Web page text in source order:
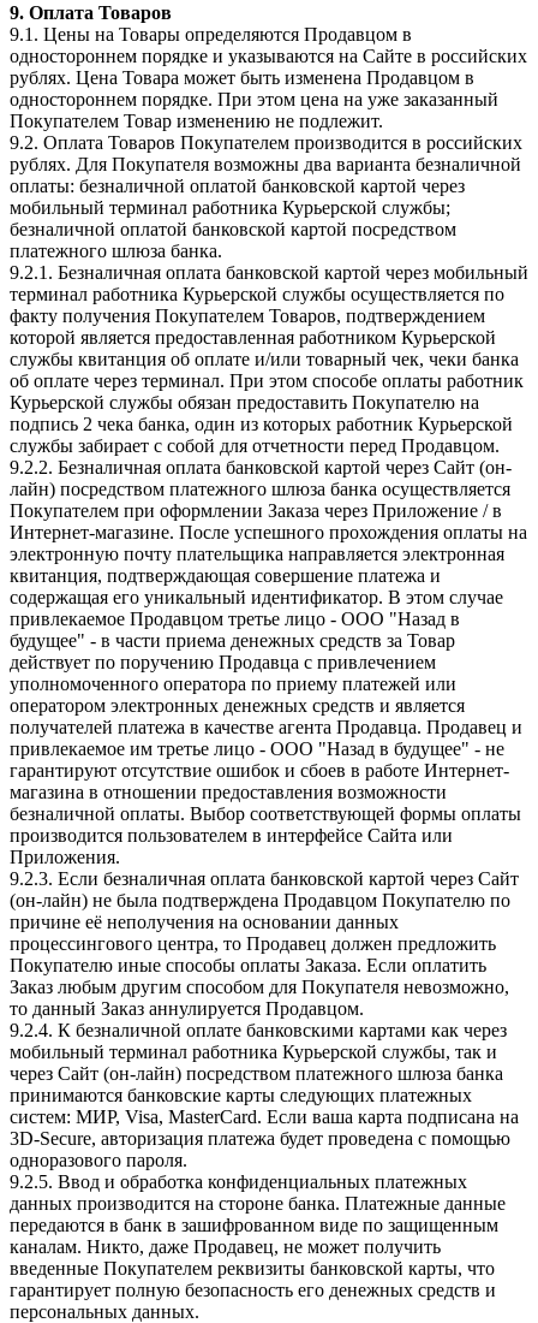
9. Оплата Товаров
9.1. Цены на Товары определяются Продавцом в
одностороннем порядке и указываются на Сайте в российских
рублях. Цена Товара может быть изменена Продавцом в
одностороннем порядке. При этом цена на уже заказанный
Покупателем Товар изменению не подлежит.
9.2. Оплата Товаров Покупателем производится в российских
рублях. Для Покупателя возможны два варианта безналичной
оплаты: безналичной оплатой банковской картой через
мобильный терминал работника Курьерской службы;
безналичной оплатой банковской картой посредством
платежного шлюза банка.
9.2.1. Безналичная оплата банковской картой через мобильный
терминал работника Курьерской службы осуществляется по
факту получения Покупателем Товаров, подтверждением
которой является предоставленная работником Курьерской
службы квитанция об оплате и/или товарный чек, чеки банка
об оплате через терминал. При этом способе оплаты работник
Курьерской службы обязан предоставить Покупателю на
подпись 2 чека банка, один из которых работник Курьерской
службы забирает с собой для отчетности перед Продавцом.
9.2.2. Безналичная оплата банковской картой через Сайт (он-
лайн) посредством платежного шлюза банка осуществляется
Покупателем при оформлении Заказа через Приложение / в
Интернет-магазине. После успешного прохождения оплаты на
электронную почту плательщика направляется электронная
квитанция, подтверждающая совершение платежа и
содержащая его уникальный идентификатор. В этом случае
привлекаемое Продавцом третье лицо - ООО "Назад в
будущее" - в части приема денежных средств за Товар
действует по поручению Продавца с привлечением
уполномоченного оператора по приему платежей или
оператором электронных денежных средств и является
получателей платежа в качестве агента Продавца. Продавец и
привлекаемое им третье лицо - ООО "Назад в будущее" - не
гарантируют отсутствие ошибок и сбоев в работе Интернет-
магазина в отношении предоставления возможности
безналичной оплаты. Выбор соответствующей формы оплаты
производится пользователем в интерфейсе Сайта или
Приложения.
9.2.3. Если безналичная оплата банковской картой через Сайт
(он-лайн) не была подтверждена Продавцом Покупателю по
причине её неполучения на основании данных
процессингового центра, то Продавец должен предложить
Покупателю иные способы оплаты Заказа. Если оплатить
Заказ любым другим способом для Покупателя невозможно,
то данный Заказ аннулируется Продавцом.
9.2.4. К безналичной оплате банковскими картами как через
мобильный терминал работника Курьерской службы, так и
через Сайт (он-лайн) посредством платежного шлюза банка
принимаются банковские карты следующих платежных
систем: МИР, Visa, MasterCard. Если ваша карта подписана на
3D-Secure, авторизация платежа будет проведена с помощью
одноразового пароля.
9.2.5. Ввод и обработка конфиденциальных платежных
данных производится на стороне банка. Платежные данные
передаются в банк в зашифрованном виде по защищенным
каналам. Никто, даже Продавец, не может получить
введенные Покупателем реквизиты банковской карты, что
гарантирует полную безопасность его денежных средств и
персональных данных.